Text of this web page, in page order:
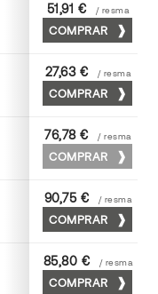
45 x 64
51,91 € / resma
COMPRAR
45 x 64
27,63 € / resma
COMPRAR
72 x 102
76,78 € / resma
COMPRAR
70 x 100
90,75 € / resma
COMPRAR
63 x 88
85,80 € / resma
COMPRAR